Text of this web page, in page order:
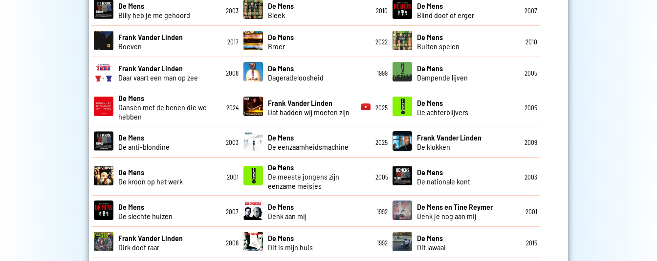
De Mens
Billy heb je me gehoord
2003
De Mens
Bleek
2010
De Mens
Blind doof of erger
2007
Frank Vander Linden
Boeven
2017
De Mens
Broer
2022
De Mens
Buiten spelen
2010
Frank Vander Linden
Daar vaart een man op zee
2008
De Mens
Dageradeloosheid
1999
De Mens
Dampende lijven
2005
De Mens
Dansen met de benen die we
hebben
2024
Frank Vander Linden
Dat hadden wij moeten zijn
2025
De Mens
De achterblijvers
2005
De Mens
De anti-blondine
2003
De Mens
De eenzaamheidsmachine
2025
Frank Vander Linden
De klokken
2009
De Mens
De kroon op het werk
2001
De Mens
De meeste jongens zijn
eenzame meisjes
2005
De Mens
De nationale kont
2003
De Mens
De slechte huizen
2007
De Mens
Denk aan mij
1992
De Mens en Tine Reymer
Denk je nog aan mij
2001
Frank Vander Linden
Dirk doet raar
2006
De Mens
Dit is mijn huis
1992
De Mens
Dit lawaai
2015